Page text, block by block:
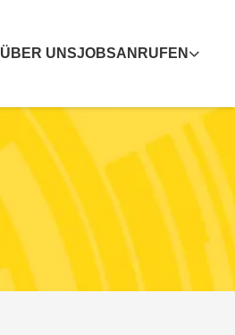
ÜBER UNSJOBSANRUFEN